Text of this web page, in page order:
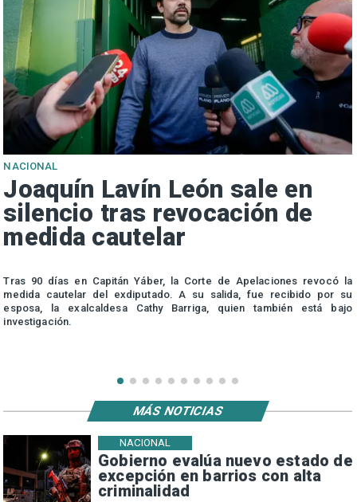
NACIONAL
Joaquín Lavín León sale en
silencio tras revocación de
medida cautelar
Tras 90 días en Capitán Yáber, la Corte de Apelaciones revocó la
medida cautelar del exdiputado. A su salida, fue recibido por su
esposa, la exalcaldesa Cathy Barriga, quien también está bajo
investigación.
Gobierno evalúa nuevo estado de
excepción en barrios con alta
criminalidad
NACIONAL
MÁS NOTICIAS